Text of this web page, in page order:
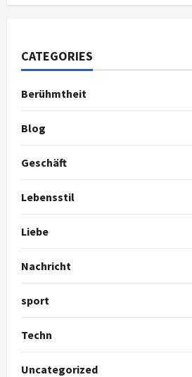
CATEGORIES
Berühmtheit
Blog
Geschäft
Lebensstil
Liebe
Nachricht
sport
Techn
Uncategorized